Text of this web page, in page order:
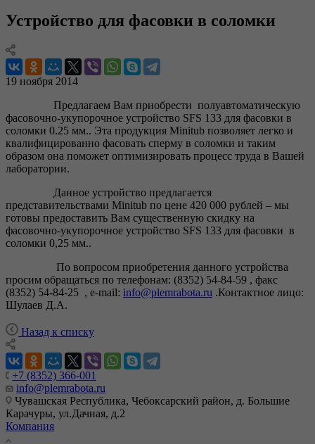
Устройство для фасовки в соломки
19 ноября 2014
Предлагаем Вам приобрести полуавтоматическую
фасовочно-укупорочное устройство SFS 133 для фасовки в
соломки 0.25 мм.. Эта продукция Minitub позволяет легко и
квалифицированно фасовать сперму в соломки и таким
образом она поможет оптимизировать процесс труда в Вашей
лаборатории.
Данное устройство предлагается
представительствами Minitub по цене 420 000 рублей – мы
готовы предоставить Вам существенную скидку на
фасовочно-укупорочное устройство SFS 133 для фасовки в
соломки 0,25 мм..
По вопросом приобретения данного устройства
просим обращаться по телефонам: (8352) 54-84-59 , факс
(8352) 54-84-25 , e-mail: info@plemrabota.ru .Контактное лицо:
Шулаев Д.А.
Назад к списку
+7 (8352) 366-001
info@plemrabota.ru
Чувашская Республика, Чебоксарский район, д. Большие
Карачуры, ул.Дачная, д.2
Компания